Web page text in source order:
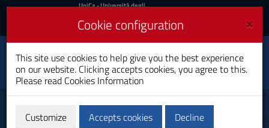
Skip
Content
UniCa
Login
UniCa- Università degli
Login UniCA News
Toggle
navigation
Faculty of Humanities
Campuses and Structures
×
Cookie configuration
This site use cookies to help give you the best experience
on our website. Clicking accepts cookies, you agree to this.
Please read Cookies Information
Customize Accepts cookies Decline